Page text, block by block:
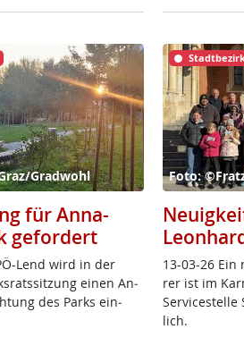
Gradwohl
für Anna-
gefordert
Lend wird in der
ei­nen An­
des Parks ein­
Foto:
13-03-26
rer ist im
lich.